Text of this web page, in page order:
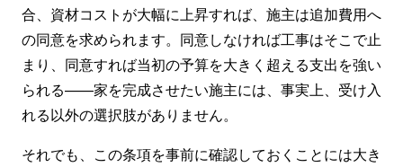
合、資材コストが大幅に上昇すれば、施主は追加費用へ
の同意を求められます。同意しなければ工事はそこで止
まり、同意すれば当初の予算を大きく超える支出を強い
られる——家を完成させたい施主には、事実上、受け入
れる以外の選択肢がありません。
それでも、この条項を事前に確認しておくことには大き